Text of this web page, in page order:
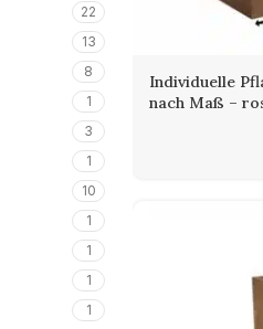
Pflanzkübel
zunächst
Bildung
Eigenschaft
Individuelle
nach Maß –
22
13
8
1
3
1
10
1
1
1
1